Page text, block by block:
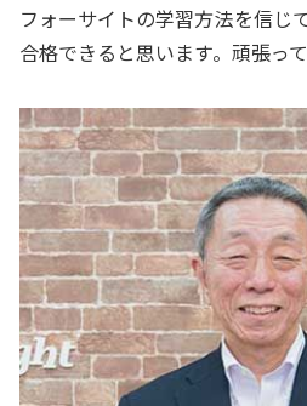
フォーサイトの学習方法を信じ
合格できると思います。頑張って